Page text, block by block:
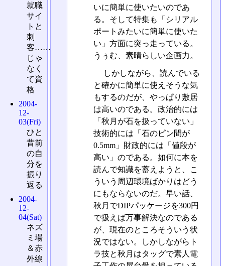
いに簡単に使いたいのであ
る。そして特集も「シリアル
ポートみたいに簡単に使いた
い」方面に突っ走っている。
うぅむ、素晴らしい企画力。
しかしながら、読んでいる
と確かに簡単に使えそうな気
もするのだが、やっぱり敷居
は高いのである。政治的には
「秋月が石を扱っていない」
技術的には「石のピン間が
0.5mm」財政的には「値段が
高い」のである。如何に本を
読んで知識を蓄えようと、こ
ういう周辺環境ばかりはどう
にもならないのだ。早い話、
秋月でDIPパッケージを300円
で扱えば万事解決なのである
が、現在のところそういう状
況ではない。しかしながらト
ラ技と秋月はタッグで素人電
就職
サイ
トと
刺
客……
じゃ
なく
て資
格
2004-
12-
03(Fri)
ひと
昔前
の自
分を
振り
返る
2004-
12-
04(Sat)
ネズ
ミ場
＆赤
外線